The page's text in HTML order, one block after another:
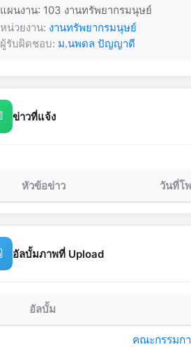
แผนงาน: 103 งานทรัพยากรมนุษย์
หน่วยงาน: งานทรัพยากรมนุษย์
ผู้รับผิดชอบ: ม.นพดล ปัญญาดี
ข่าวที่แจ้ง
หัวข้อข่าว วันที่โ
อัลบั้มภาพที่ Upload
อัลบั้ม
คณะกรรมก